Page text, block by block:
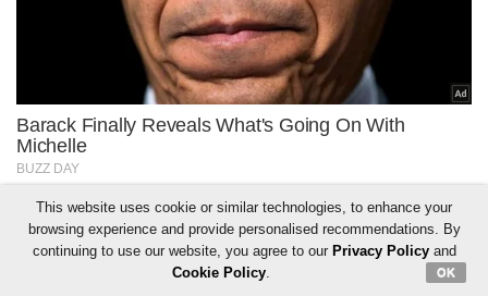
This website uses cookie or similar technologies, to enhance your
browsing experience and provide personalised recommendations. By
continuing to use our website, you agree to our Privacy Policyand
Cookie Policy. OK